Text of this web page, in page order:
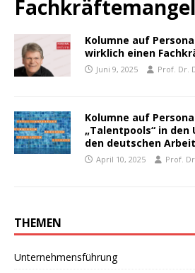
Fachkräftemangel
Kolumne auf
wirklich einen
Juni 9, 2025 Prof. Dr.
Kolumne auf
„Talentpools“ in den
den deutschen
April 10, 2025 Prof.
THEMEN
Unternehmensführung